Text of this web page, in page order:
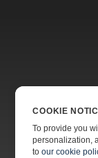
COOKIE
To provide you
personalization,
toour cookie